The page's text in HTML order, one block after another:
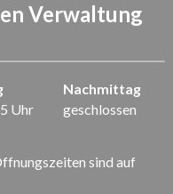
Verwaltung
Nachmittag
Uhr geschlossen
sind auf